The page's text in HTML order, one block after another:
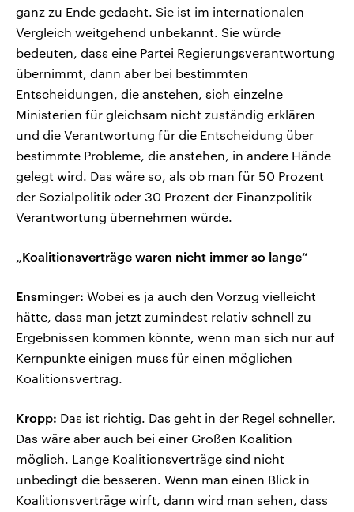
ganz zu Ende gedacht. Sie ist im internationalen
Vergleich weitgehend unbekannt. Sie würde
bedeuten, dass eine Partei Regierungsverantwortung
übernimmt, dann aber bei bestimmten
Entscheidungen, die anstehen, sich einzelne
Ministerien für gleichsam nicht zuständig erklären
und die Verantwortung für die Entscheidung über
bestimmte Probleme, die anstehen, in andere Hände
gelegt wird. Das wäre so, als ob man für 50 Prozent
der Sozialpolitik oder 30 Prozent der Finanzpolitik
Verantwortung übernehmen würde.
„Koalitionsverträge waren nicht immer so lange“
Ensminger: Wobei es ja auch den Vorzug vielleicht
hätte, dass man jetzt zumindest relativ schnell zu
Ergebnissen kommen könnte, wenn man sich nur auf
Kernpunkte einigen muss für einen möglichen
Koalitionsvertrag.
Kropp: Das ist richtig. Das geht in der Regel schneller.
Das wäre aber auch bei einer Großen Koalition
möglich. Lange Koalitionsverträge sind nicht
unbedingt die besseren. Wenn man einen Blick in
Koalitionsverträge wirft, dann wird man sehen, dass